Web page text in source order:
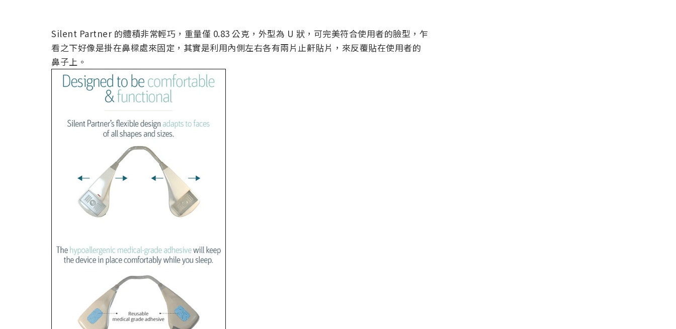
Silent Partner 的體積非常輕巧，重量僅 0.83 公克，外型為 U 狀，可完美符合使用者的臉型，乍
看之下好像是掛在鼻樑處來固定，其實是利用內側左右各有兩片止鼾貼片，來反覆貼在使用者的
鼻子上。